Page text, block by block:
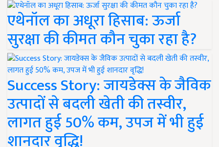
एथेनॉल का अधूरा हिसाब: ऊर्जा
सुरक्षा की कीमत कौन चुका रहा है?
Success Story: जायडेक्स के जैविक
उत्पादों से बदली खेती की तस्वीर,
लागत हुई 50% कम, उपज में भी हुई
शानदार वृद्धि!